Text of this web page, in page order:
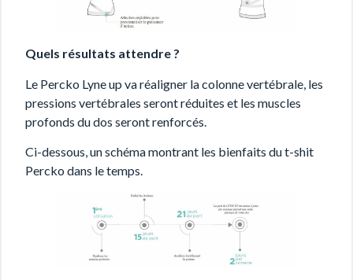
Quels résultats attendre ?
Le Percko Lyne up va réaligner la colonne vertébrale, les
pressions vertébrales seront réduites et les muscles
profonds du dos seront renforcés.
Ci-dessous, un schéma montrant les bienfaits du t-shit
Percko dans le temps.